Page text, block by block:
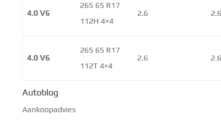
4.0 V6
265 65 R17
112H 4×4
2.6
4.0 V6
265 65 R17
112T 4×4
2.6
Autoblog
Aankoopadvies